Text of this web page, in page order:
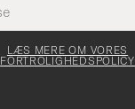
LÆS MERE OM VORES
FORTROLIGHEDSPOLICY